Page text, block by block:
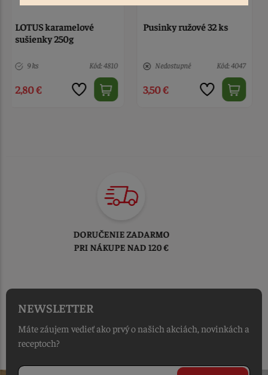
Pusinky ružové 32 ks
Nedostupné Kód: 4047
3,50 €
Pusinky farebné mix
8 ks Kód: 4055
5,20 €
TOVAR ODOSIELAME
DO 1-2 PRACOVNÝCH DNÍ
NEWSLETTER
Máte záujem vedieť ako prvý o našich akciách, novinkách a
receptoch?